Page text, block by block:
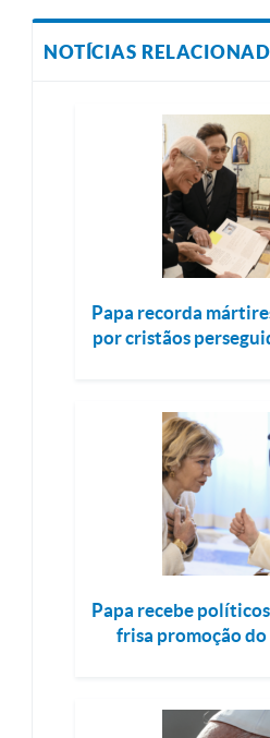
NOTÍCIAS
Papa recorda
por cristãos
Papa recebe
frisa promoção do